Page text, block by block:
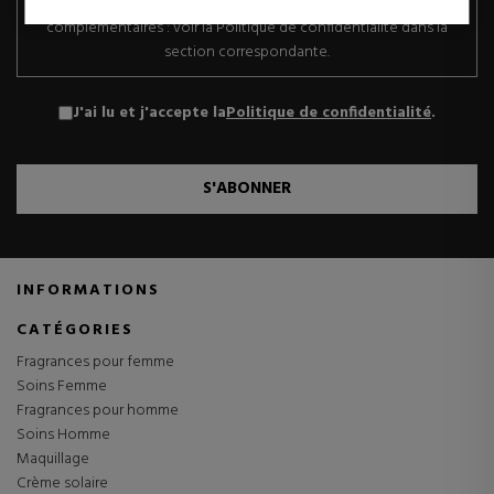
complémentaires : voir la Politique de confidentialité dans la
section correspondante.
J'ai lu et j'accepte laPolitique de confidentialité.
S'ABONNER
INFORMATIONS
CATÉGORIES
Fragrances pour femme
Soins Femme
Fragrances pour homme
Soins Homme
Maquillage
Crème solaire